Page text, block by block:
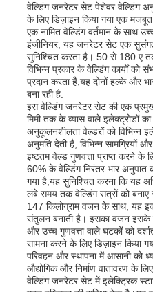
होम
उत्पाद
वेल्डिंग जनरेटर सेट पेशेवर वेल्डिंग
के लिए डिज़ाइन किया गया एक
एक नामित वेल्डिंग वर्तमान के साथ
इंजीनियर, यह जनरेटर सेट एक
सुनिश्चित करता है। 50 से 180 ए
विभिन्न प्रकार के वेल्डिंग कार्यों
प्रदान करता है,यह दोनों हल्के और
बना रही है.
इस वेल्डिंग जनरेटर सेट की एक
मिमी तक के व्यास वाले इलेक्ट्रोडों
अनुकूलनशीलता वेल्डरों को विभिन्न
अनुमति देती है, विभिन्न सामग्रियों
इष्टतम वेल्ड गुणवत्ता प्राप्त करने
60% के वेल्डिंग निरंतर भार अनुपात
गया है,यह सुनिश्चित करना कि यह
लंबे समय तक वेल्डिंग सत्रों को बनाए
147 किलोग्राम वजन के साथ, यह
संतुलन बनाती है। इसका वजन इसके
और उच्च गुणवत्ता वाले घटकों को
सामना करने के लिए डिज़ाइन किया
परिवहन और स्थापना में आसानी को
औद्योगिक और निर्माण वातावरण के
वेल्डिंग जनरेटर सेट में इलेक्ट्रिक